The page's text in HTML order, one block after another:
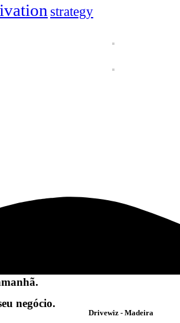
strategy
negócio.
Drivewiz - Madeira